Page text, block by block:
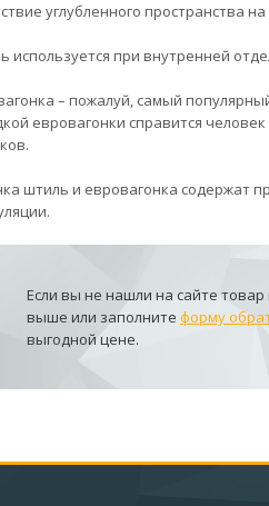
углубленного пространства
используется при внутренней
– пожалуй, самый
евровагонки справится
штиль и евровагонка содержат
Если вы не нашли на сайте
выше или заполните форму
выгодной цене.